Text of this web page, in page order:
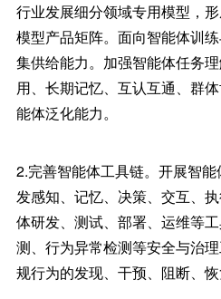
行业发展细分领域专用模型，
模型产品矩阵。面向智能体训
集供给能力。加强智能体任务
用、长期记忆、互认互通、群
能体泛化能力。
2.完善智能体工具链。开展智
发感知、记忆、决策、交互、
体研发、测试、部署、运维等
测、行为异常检测等安全与治
规行为的发现、干预、阻断、恢